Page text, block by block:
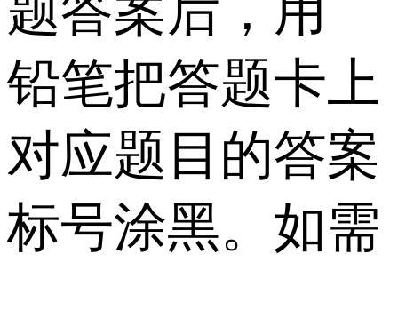
铅笔把答题卡上
对应题目的答案
标号涂黑。如需